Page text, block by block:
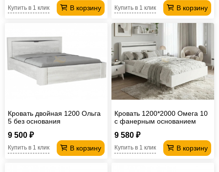
В корзину
Купить в 1 клик В корзину
Купить в 1 клик
Кровать двойная 1200 Ольга
5 без основания
9 500 ₽
В корзину
Купить в 1 клик
Кровать 1200*2000 Омега 10
с фанерным основанием
9 580 ₽
В корзину
Купить в 1 клик